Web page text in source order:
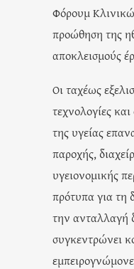
Φόρουμ
προώθηση της
αποκλεισμούς
Οι ταχέως
τεχνολογίες
της υγείας
παροχής,
υγειονομικής
πρότυπα για τη
την ανταλλαγή
συγκεντρώνει